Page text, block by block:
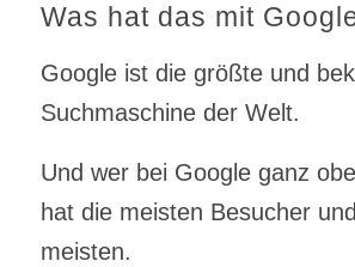
Was hat das mit
Google ist die größte und
Suchmaschine der Welt.
Und wer bei Google ganz
hat die meisten Besucher
meisten.